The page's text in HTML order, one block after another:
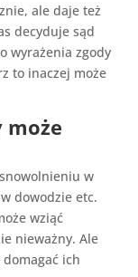
ale daje też
decyduje sąd
wyrażenia zgody
to inaczej może
może
w
dowodzie etc.
wziąć
nieważny. Ale
ich